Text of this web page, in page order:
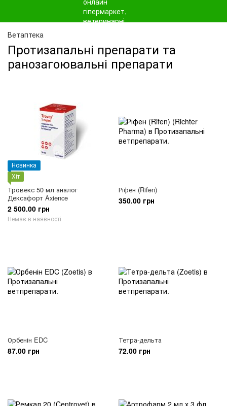
Ветаптека
Протизапальні препарати та
ранозагоювальні препарати
Новинка
Хіт
Тровекс 50 ​​мл аналог
Дексафорт Axience
2 500.00 грн
Немає в наявності
Ріфен (Rifen)
350.00 грн
Орбенін EDC
87.00 грн
Тетра-дельта
72.00 грн